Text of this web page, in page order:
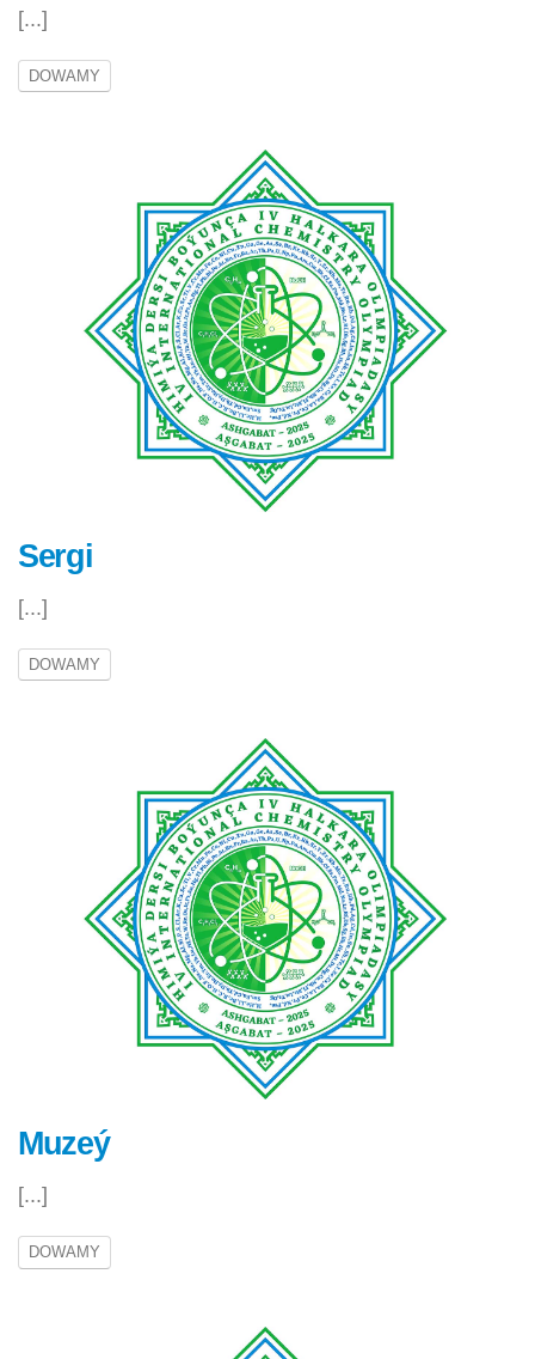
[...]
DOWAMY
Sergi
[...]
DOWAMY
Muzeý
[...]
DOWAMY